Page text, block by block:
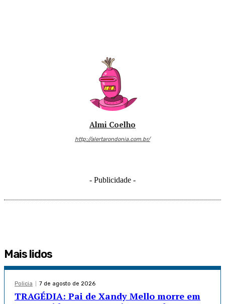
Almi Coelho
http://alertarondonia.com.br/
- Publicidade -
Mais lidos
Policia 7 de agosto de 2026
TRAGÉDIA: Pai de Xandy Mello morre em